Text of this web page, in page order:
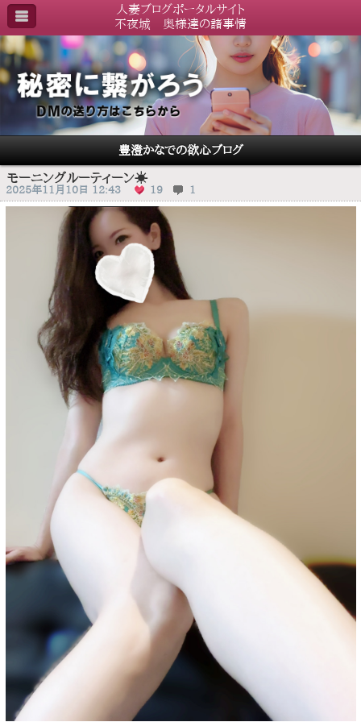
人妻ブログポータルサイト
不夜城 奥様達の諸事情
豊澄かなでの欲心ブログ
モーニングルーティーン☀️
2025年11月10日 12:43 19 1